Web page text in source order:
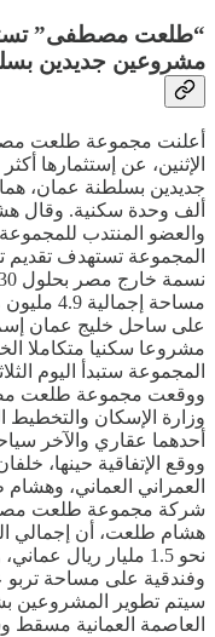
مشروعين جديدين
أعلنت مجموعة طلعت
ألف وحدة سكنية. وقال
والعضو المنتدب
مساحة
على ساحل خليج عمان
مشروعا سكنيا متكاملا
المجموعة ستبدأ اليوم
ووقعت مجموعة طلعت
وزارة الإسكان والتخطيط
أحدهما عقاري والآخر
ووقع الإتفاقية حينها،
العمراني العماني،
شركة مجموعة طلعت
هشام طلعت، أن إجمالي
سيتم تطوير
العاصمة العمانية